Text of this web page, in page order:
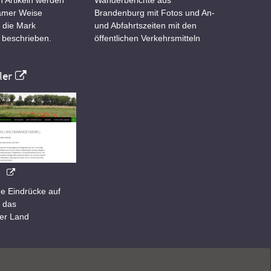
Weise
die Mark
Brandenburg mit Fotos und An-
und Abfahrtszeiten mit den
öffentlichen Verkehrsmitteln
Eindrücke auf
das
Land